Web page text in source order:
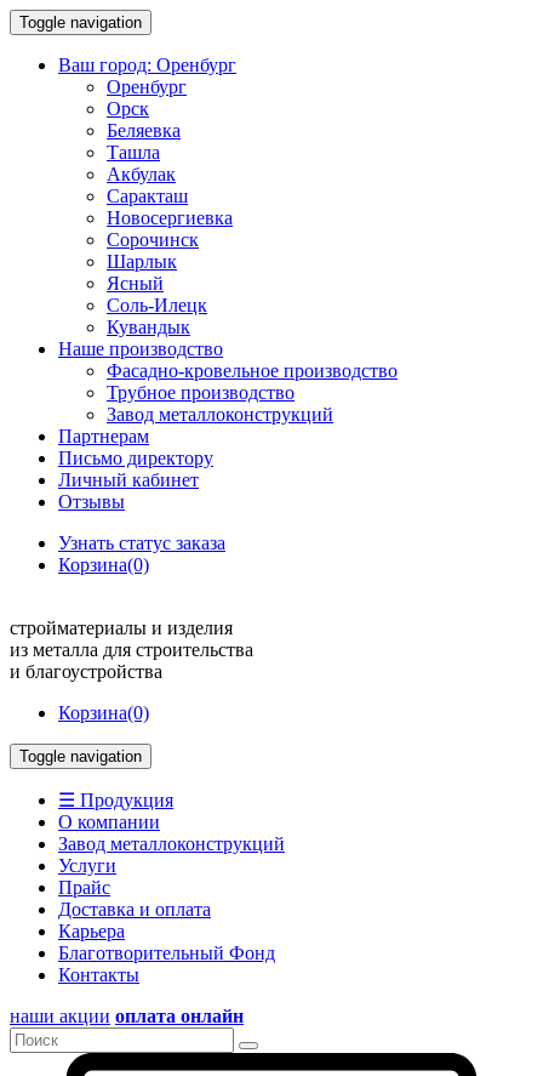
Toggle navigation
Ваш город: Оренбург
Оренбург
Орск
Беляевка
Ташла
Акбулак
Саракташ
Новосергиевка
Сорочинск
Шарлык
Ясный
Соль-Илецк
Кувандык
Наше производство
Фасадно-кровельное производство
Трубное производство
Завод металлоконструкций
Партнерам
Письмо директору
Личный кабинет
Отзывы
Узнать статус заказа
Корзина(0)
стройматериалы и изделия
из металла для строительства
и благоустройства
Корзина(0)
Toggle navigation
☰ Продукция
О компании
Завод металлоконструкций
Услуги
Прайс
Доставка и оплата
Карьера
Благотворительный Фонд
Контакты
наши акции оплата онлайн